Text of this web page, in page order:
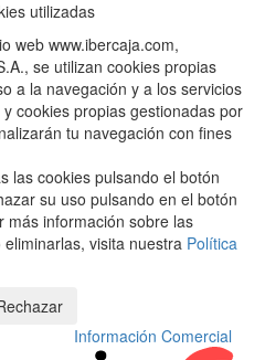
utilizadas
web www.ibercaja.com,
se utilizan cookies propias
a la navegación y a los servicios
cookies propias gestionadas por
tu navegación con fines
las cookies pulsando el botón
su uso pulsando en el botón
más información sobre las
visita nuestra Política
Información Comercial